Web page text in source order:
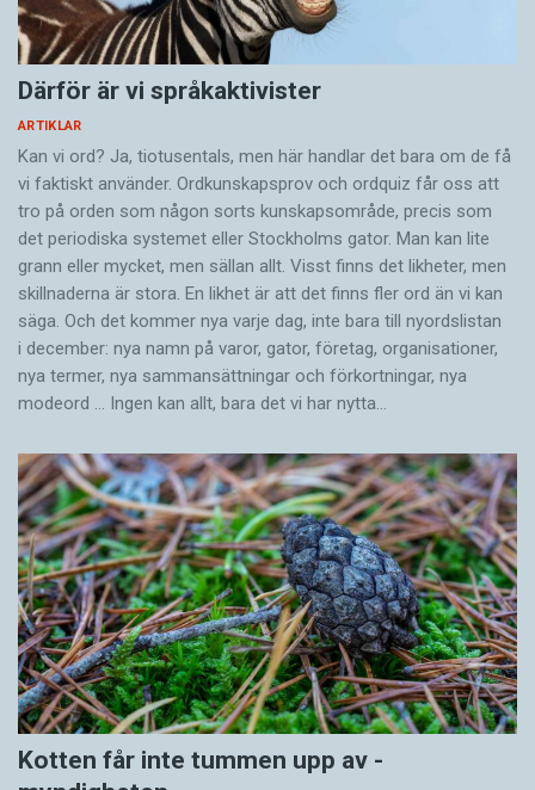
Därför är vi språkaktivister
ARTIKLAR
Kan vi ord? Ja, tiotusentals, men här handlar det bara om de få
vi faktiskt använder. Ordkunskapsprov och ordquiz får oss att
tro på orden som någon sorts kunskapsområde, precis som
det periodiska systemet eller Stockholms gator. Man kan lite
grann eller mycket, men sällan allt. Visst finns det likheter, men
skillnaderna är stora. En likhet är att det finns fler ord än vi kan
säga. Och det kommer nya varje dag, inte bara till nyordslistan
i december: nya namn på varor, gator, företag, organisationer,
nya termer, nya samman­sättningar och förkortningar, nya
modeord … Ingen kan allt, bara det vi har nytta…
Kotten får inte tummen upp av ­